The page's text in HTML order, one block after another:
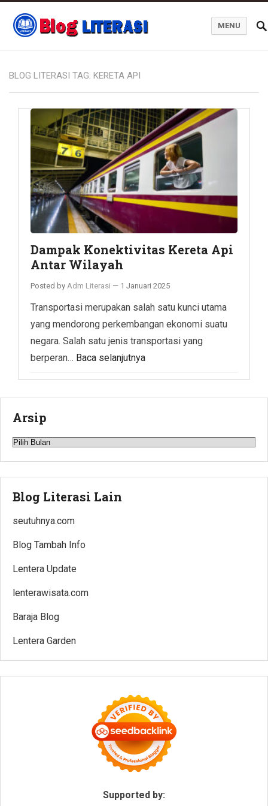
MENU
BLOG LITERASI TAG: KERETA API
Dampak Konektivitas Kereta Api
Antar Wilayah
Posted by Adm Literasi — 1 Januari 2025
Transportasi merupakan salah satu kunci utama
yang mendorong perkembangan ekonomi suatu
negara. Salah satu jenis transportasi yang
berperan… Baca selanjutnya
Arsip
Arsip
Blog Literasi Lain
seutuhnya.com
Blog Tambah Info
Lentera Update
lenterawisata.com
Baraja Blog
Lentera Garden
Supported by: